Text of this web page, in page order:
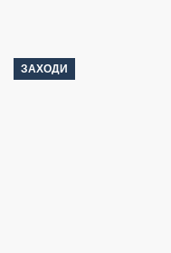
ЗАХОДИ